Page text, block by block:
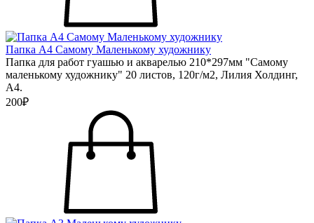
Папка А4 Самому Маленькому художнику
Папка для работ гуашью и акварелью 210*297мм "Самому
маленькому художнику" 20 листов, 120г/м2, Лилия Холдинг,
А4.
200₽